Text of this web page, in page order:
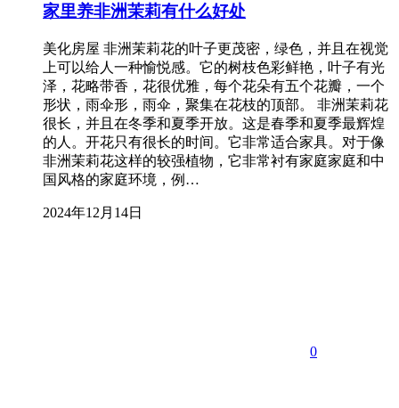
家里养非洲茉莉有什么好处
美化房屋 非洲茉莉花的叶子更茂密，绿色，并且在视觉
上可以给人一种愉悦感。它的树枝色彩鲜艳，叶子有光
泽，花略带香，花很优雅，每个花朵有五个花瓣，一个
形状，雨伞形，雨伞，聚集在花枝的顶部。 非洲茉莉花
很长，并且在冬季和夏季开放。这是春季和夏季最辉煌
的人。开花只有很长的时间。它非常适合家具。对于像
非洲茉莉花这样的较强植物，它非常衬有家庭家庭和中
国风格的家庭环境，例…
2024年12月14日
0